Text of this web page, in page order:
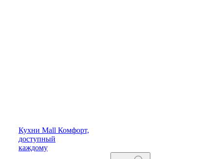
Кухни Mall Комфорт,
доступный
каждому